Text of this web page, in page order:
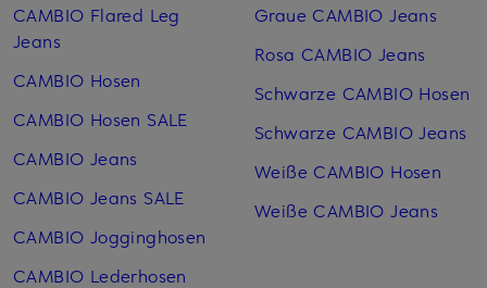
CAMBIO Flared Leg
Jeans
CAMBIO Hosen
CAMBIO Hosen SALE
CAMBIO Jeans
CAMBIO Jeans SALE
CAMBIO Jogginghosen
CAMBIO Lederhosen
Graue CAMBIO Jeans
Rosa CAMBIO Jeans
Schwarze CAMBIO Hosen
Schwarze CAMBIO Jeans
Weiße CAMBIO Hosen
Weiße CAMBIO Jeans